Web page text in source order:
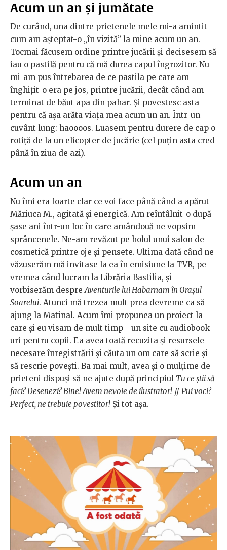
Acum un an și jumătate
De curând, una dintre prietenele mele mi-a amintit
cum am așteptat-o „în vizită” la mine acum un an.
Tocmai făcusem ordine printre jucării și decisesem să
iau o pastilă pentru că mă durea capul îngrozitor. Nu
mi-am pus întrebarea de ce pastila pe care am
înghițit-o era pe jos, printre jucării, decât când am
terminat de băut apa din pahar. Și povestesc asta
pentru că așa arăta viața mea acum un an. Într-un
cuvânt lung: haoooos. Luasem pentru durere de cap o
rotiță de la un elicopter de jucărie (cel puțin asta cred
până în ziua de azi).
Acum un an
Nu îmi era foarte clar ce voi face până când a apărut
Măriuca M., agitată și energică. Am reîntâlnit-o după
șase ani într-un loc în care amândouă ne vopsim
sprâncenele. Ne-am revăzut pe holul unui salon de
cosmetică printre oje și pensete. Ultima dată când ne
văzuserăm mă invitase la ea în emisiune la TVR, pe
vremea când lucram la Librăria Bastilia, și
vorbiserăm despreAventurile lui Habarnam în Orașul
Soarelui. Atunci mă trezea mult prea devreme ca să
ajung la Matinal. Acum îmi propunea un proiect la
care și eu visam de mult timp - un site cu audiobook-
uri pentru copii. Ea avea toată recuzita și resursele
necesare înregistrării și căuta un om care să scrie și
să rescrie povești. Ba mai mult, avea și o mulțime de
prieteni dispuși să ne ajute după principiul Tu ce știi să
faci? Desenezi? Bine! Avem nevoie de ilustrator! // Pui voci?
Perfect, ne trebuie povestitor! Și tot așa.